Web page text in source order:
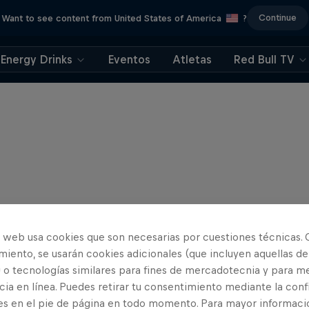
Want to see content from United States of America ? Continue
Energy Drinks Eventos Atletas Red Bull TV
web usa cookies que son necesarias por cuestiones técnicas.
se usarán cookies adicionales (que incluyen aquellas de
tecnologías similares para fines de mercadotecnia y para
en línea. Puedes retirar tu consentimiento mediante la
en el pie de página en todo momento. Para mayor